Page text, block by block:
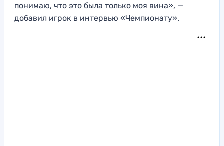
понимаю, что это была только моя вина», —
добавил игрок в интервью «Чемпионату».